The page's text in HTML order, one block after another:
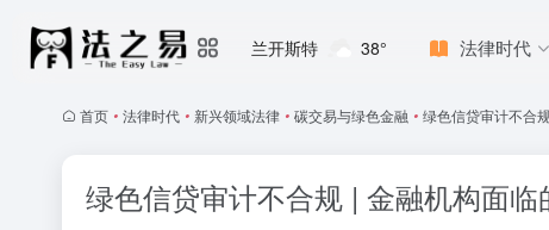
兰开斯特 38° 法律时代
首页 • 法律时代 • 新兴领域法律 • 碳交易与绿色金融 • 绿色信贷审计不合
绿色信贷审计不合规 | 金融机构面